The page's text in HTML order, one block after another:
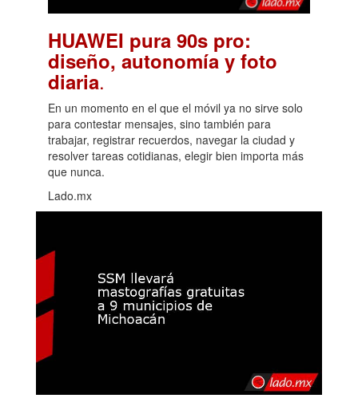
HUAWEI pura 90s pro:
diseño, autonomía y foto
diaria.
En un momento en el que el móvil ya no sirve solo
para contestar mensajes, sino también para
trabajar, registrar recuerdos, navegar la ciudad y
resolver tareas cotidianas, elegir bien importa más
que nunca.
Lado.mx